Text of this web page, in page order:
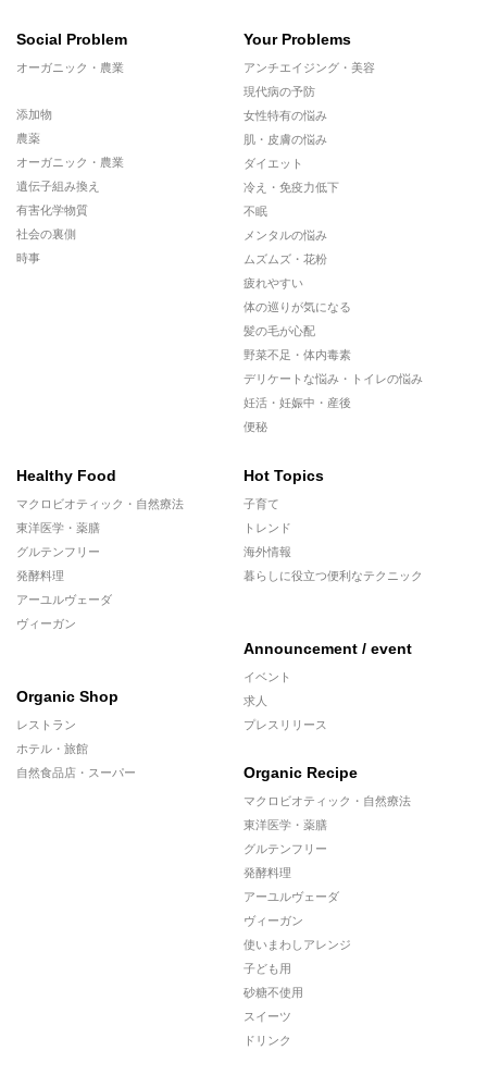
Social Problem
オーガニック・農業
添加物
農薬
オーガニック・農業
遺伝子組み換え
有害化学物質
社会の裏側
時事
Your Problems
アンチエイジング・美容
現代病の予防
女性特有の悩み
肌・皮膚の悩み
ダイエット
冷え・免疫力低下
不眠
メンタルの悩み
ムズムズ・花粉
疲れやすい
体の巡りが気になる
髪の毛が心配
野菜不足・体内毒素
デリケートな悩み・トイレの悩み
妊活・妊娠中・産後
便秘
Healthy Food
マクロビオティック・自然療法
東洋医学・薬膳
グルテンフリー
発酵料理
アーユルヴェーダ
ヴィーガン
Organic Shop
レストラン
ホテル・旅館
自然食品店・スーパー
Hot Topics
子育て
トレンド
海外情報
暮らしに役立つ便利なテクニック
Announcement / event
イベント
求人
プレスリリース
Organic Recipe
マクロビオティック・自然療法
東洋医学・薬膳
グルテンフリー
発酵料理
アーユルヴェーダ
ヴィーガン
使いまわしアレンジ
子ども用
砂糖不使用
スイーツ
ドリンク